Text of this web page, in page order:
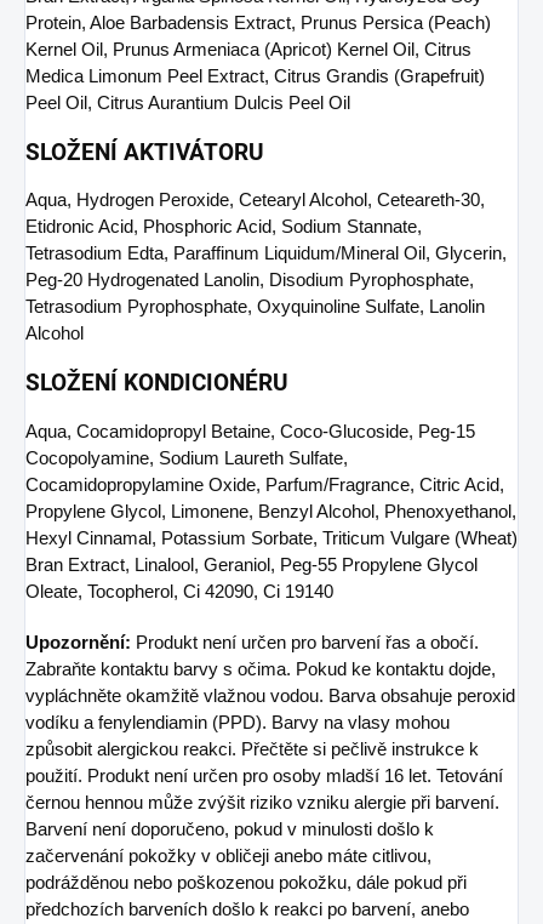
Protein, Aloe Barbadensis Extract, Prunus Persica (Peach)
Kernel Oil, Prunus Armeniaca (Apricot) Kernel Oil, Citrus
Medica Limonum Peel Extract, Citrus Grandis (Grapefruit)
Peel Oil, Citrus Aurantium Dulcis Peel Oil
SLOŽENÍ AKTIVÁTORU
Aqua, Hydrogen Peroxide, Cetearyl Alcohol, Ceteareth-30,
Etidronic Acid, Phosphoric Acid, Sodium Stannate,
Tetrasodium Edta, Paraffinum Liquidum/Mineral Oil, Glycerin,
Peg-20 Hydrogenated Lanolin, Disodium Pyrophosphate,
Tetrasodium Pyrophosphate, Oxyquinoline Sulfate, Lanolin
Alcohol
SLOŽENÍ KONDICIONÉRU
Aqua, Cocamidopropyl Betaine, Coco-Glucoside, Peg-15
Cocopolyamine, Sodium Laureth Sulfate,
Cocamidopropylamine Oxide, Parfum/Fragrance, Citric Acid,
Propylene Glycol, Limonene, Benzyl Alcohol, Phenoxyethanol,
Hexyl Cinnamal, Potassium Sorbate, Triticum Vulgare (Wheat)
Bran Extract, Linalool, Geraniol, Peg-55 Propylene Glycol
Oleate, Tocopherol, Ci 42090, Ci 19140
Upozornění: Produkt není určen pro barvení řas a obočí.
Zabraňte kontaktu barvy s očima. Pokud ke kontaktu dojde,
vypláchněte okamžitě vlažnou vodou. Barva obsahuje peroxid
vodíku a fenylendiamin (PPD). Barvy na vlasy mohou
způsobit alergickou reakci. Přečtěte si pečlivě instrukce k
použití. Produkt není určen pro osoby mladší 16 let. Tetování
černou hennou může zvýšit riziko vzniku alergie při barvení.
Barvení není doporučeno, pokud v minulosti došlo k
začervenání pokožky v obličeji anebo máte citlivou,
podrážděnou nebo poškozenou pokožku, dále pokud při
předchozích barveních došlo k reakci po barvení, anebo